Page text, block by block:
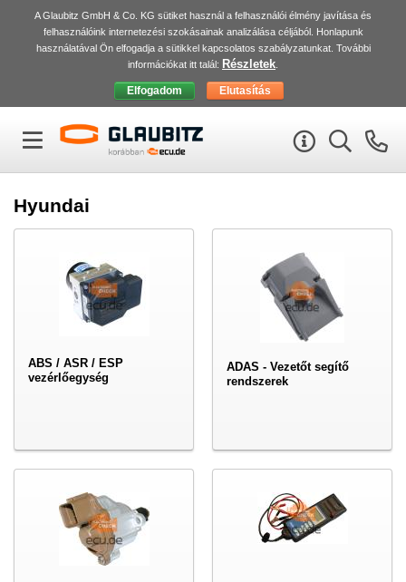
A Glaubitz GmbH & Co. KG sütiket használ a felhasználói élmény javítása és
felhasználóink internetezési szokásainak analizálása céljából. Honlapunk
használatával Ön elfogadja a sütikkel kapcsolatos szabályzatunkat. További
információkat itt talál: Részletek
Hyundai
ABS / ASR / ESP
vezérlőegység
ADAS - Vezetőt segítő
rendszerek